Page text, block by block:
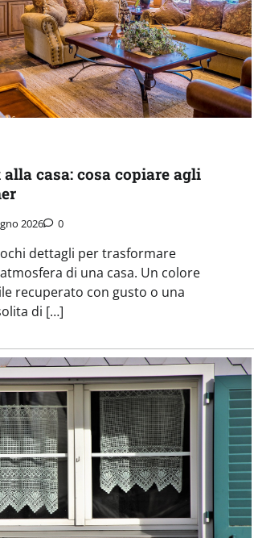
casa: cosa copiare agli
2026 0
dettagli per trasformare
di una casa. Un colore
recuperato con gusto o una
di […]